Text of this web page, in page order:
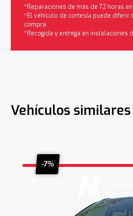
*Reparaciones de más de 72 horas
*El vehículo de cortesía puede diferir
compra
*Recogida y entrega en instalaciones
Vehículos similares
-7%